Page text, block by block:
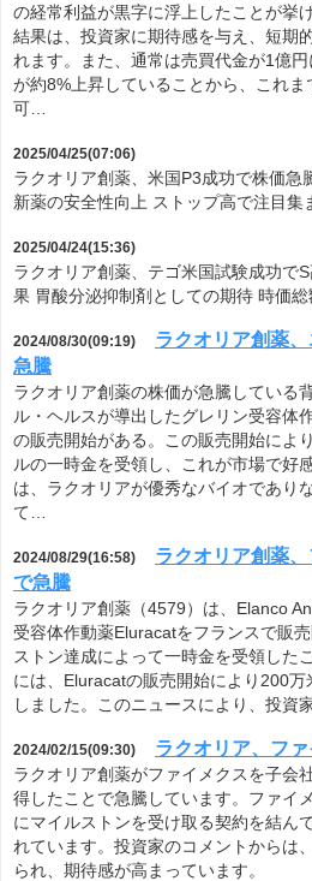
の経常利益が黒字に浮上したことが挙
結果は、投資家に期待感を与え、短期
れます。また、通常は売買代金が1億
が約8%上昇していることから、これ
可…
2025/04/25(07:06)
ラクオリア創薬、米国P3成功で株価急
新薬の安全性向上 ストップ高で注目集
2025/04/24(15:36)
ラクオリア創薬、テゴ米国試験成功で
果 胃酸分泌抑制剤としての期待 時価
2024/08/30(09:19)
ラクオリア創薬
急騰
ラクオリア創薬の株価が急騰している
ル・ヘルスが導出したグレリン受容体
の販売開始がある。この販売開始によ
ルの一時金を受領し、これが市場で好
は、ラクオリアが優秀なバイオであり
て…
2024/08/29(16:58)
ラクオリア創薬
で急騰
ラクオリア創薬（4579）は、Elanco
受容体作動薬Eluracatをフランスで販
ストン達成によって一時金を受領した
には、Eluracatの販売開始により200
しました。このニュースにより、投資
2024/02/15(09:30) ラクオリア、フ
ラクオリア創薬がファイメクスを子会
得したことで急騰しています。ファイ
にマイルストンを受け取る契約を結ん
れています。投資家のコメントからは
られ、期待感が高まっています。